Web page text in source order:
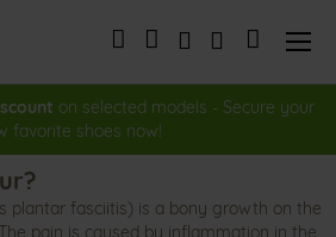
My Cart
on selected models - Secure your
favorite shoes now!
plantar fasciitis) is a bony growth on the
pain is caused by inflammation in the